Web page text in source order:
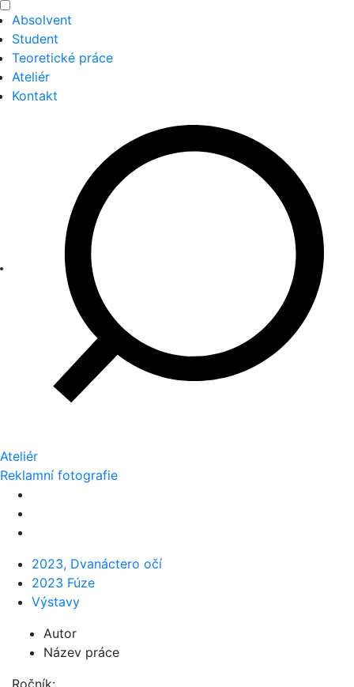
Absolvent
Student
Teoretické práce
Ateliér
Kontakt
Ateliér
Reklamní fotografie
2023, Dvanáctero očí
2023 Fúze
Výstavy
Autor
Název práce
Ročník: